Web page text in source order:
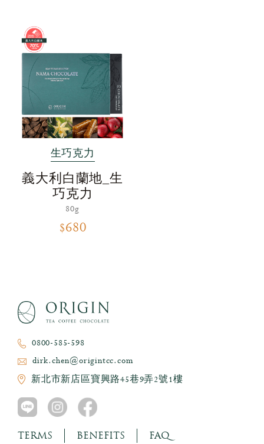
生巧克力
義大利白蘭地_生
巧克力
80g
$680
0800-585-598
dirk.chen@origintcc.com
新北市新店區寶興路45巷9弄2號1樓
TERMS BENEFITS FAQ